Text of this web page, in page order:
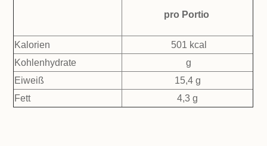
pro Portio
Kalorien
501 kcal
Kohlenhydrate
g
Eiweiß
15,4 g
Fett
4,3 g